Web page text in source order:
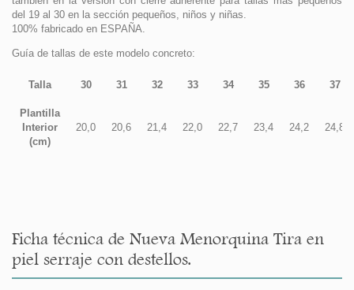
del 19 al 30 en la sección pequeños, niños y niñas.
100% fabricado en ESPAÑA.
Guía de tallas de este modelo concreto:
Talla 30 31 32 33 34 35 36 37
Plantilla
Interior
(cm)
20,0 20,6 21,4 22,0 22,7 23,4 24,2 24,8
Ficha técnica de Nueva Menorquina Tira en
piel serraje con destellos.